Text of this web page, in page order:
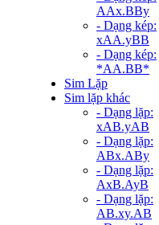
AAx.BBy
- Dạng kép:
xAA.yBB
- Dạng kép:
*AA.BB*
Sim Lặp
Sim lặp khác
- Dạng lặp:
xAB.yAB
- Dạng lặp:
ABx.ABy
- Dạng lặp:
AxB.AyB
- Dạng lặp:
AB.xy.AB